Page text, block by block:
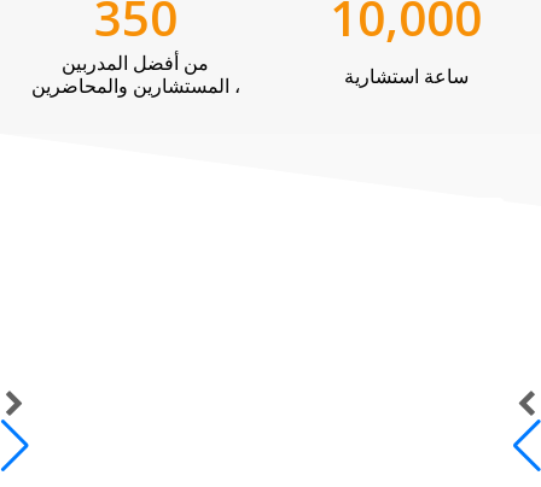
10,000
ساعة استشارية
350
من أفضل المدربين
، المستشارين والمحاضرين